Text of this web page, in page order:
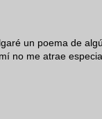
un poema de
no me atrae